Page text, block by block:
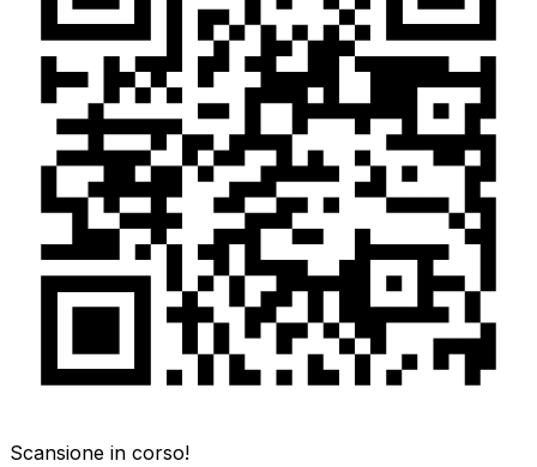
Scansione in corso!